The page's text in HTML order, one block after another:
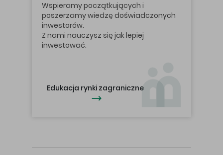
Wspieramy początkujących i
poszerzamy wiedzę doświadczonych
inwestorów.
Z nami nauczysz się jak lepiej
inwestować.
Edukacja rynki zagraniczne